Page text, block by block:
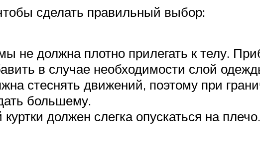
сделать правильный выбор:
не должна плотно прилегать к телу.
в случае необходимости слой
стеснять движений, поэтому при
большему.
должен слегка опускаться на